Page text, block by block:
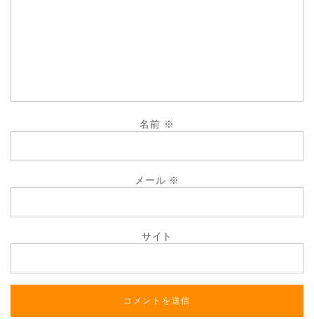
名前 ※
メール ※
サイト